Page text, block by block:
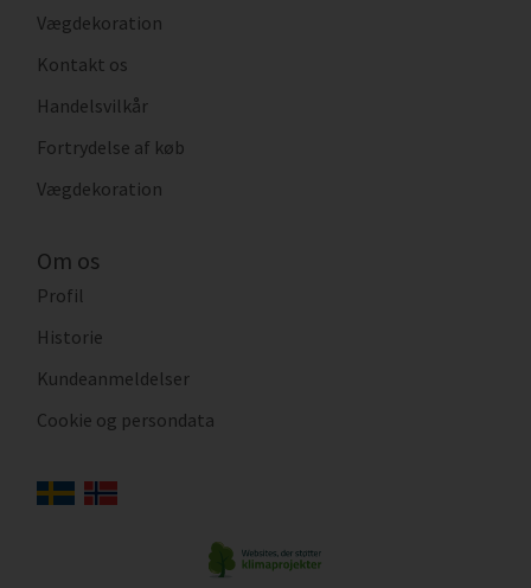
Vægdekoration
Kontakt os
Handelsvilkår
Fortrydelse af køb
Vægdekoration
Om os
Profil
Historie
Kundeanmeldelser
Cookie og persondata